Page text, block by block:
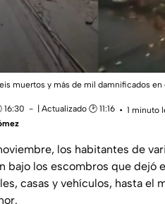
muertos y más de mil damnificados en
16:30 | Actualizado 🕑 11:16
1 minuto
los habitantes de
bajo los escombros que dejó
casas y vehículos, hasta el